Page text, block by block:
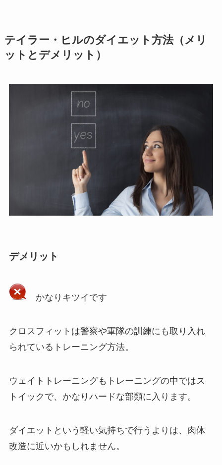
テイラー・ヒルのダイエット方法（メリ
ットとデメリット）
デメリット
かなりキツイです
クロスフィットは警察や軍隊の訓練にも取り入れ
られているトレーニング方法。
ウェイトトレーニングもトレーニングの中ではス
トイックで、かなりハードな部類に入ります。
ダイエットという軽い気持ちで行うよりは、肉体
改造に近いかもしれません。